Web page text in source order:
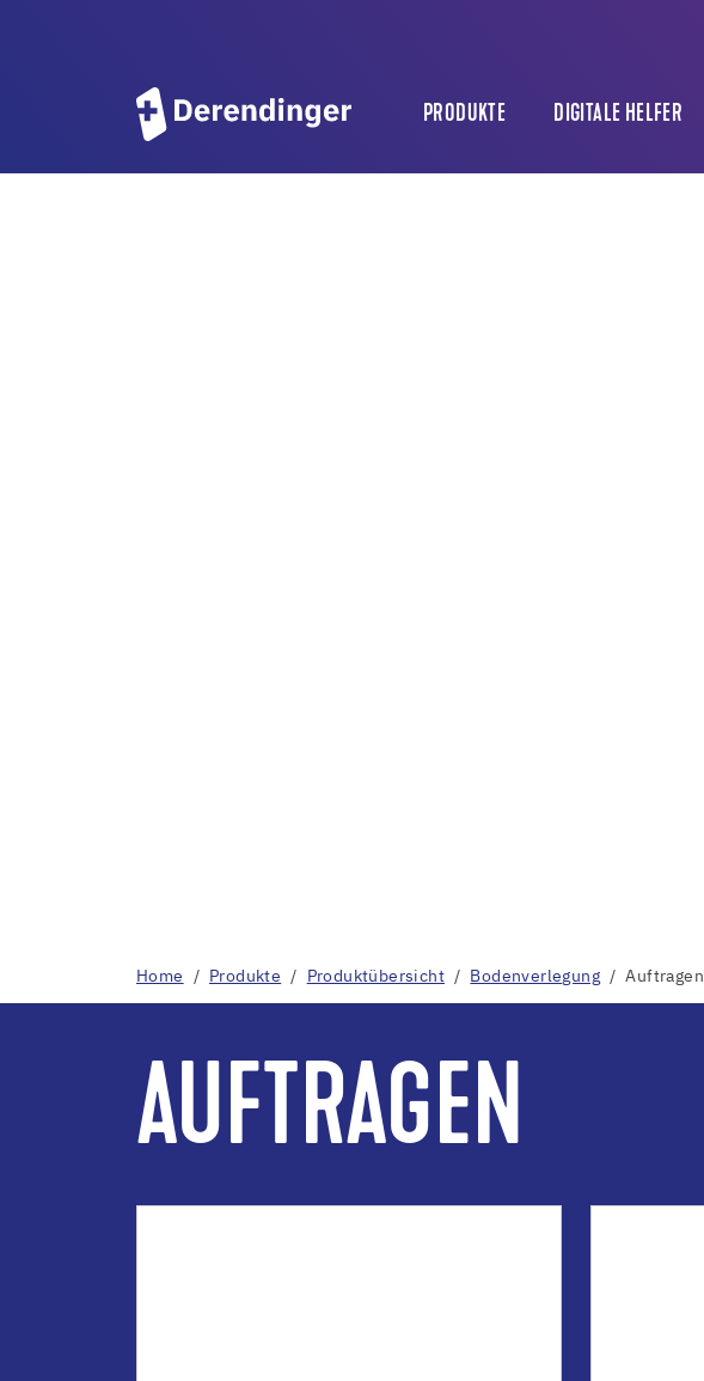
PRODUKTE DIGITALE HELFER
Home Produkte Produktübersicht Bodenverlegung Auftragen
AUFTRAGEN